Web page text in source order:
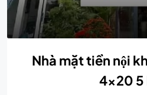
Nhà mặt tiền nội
4×20 5